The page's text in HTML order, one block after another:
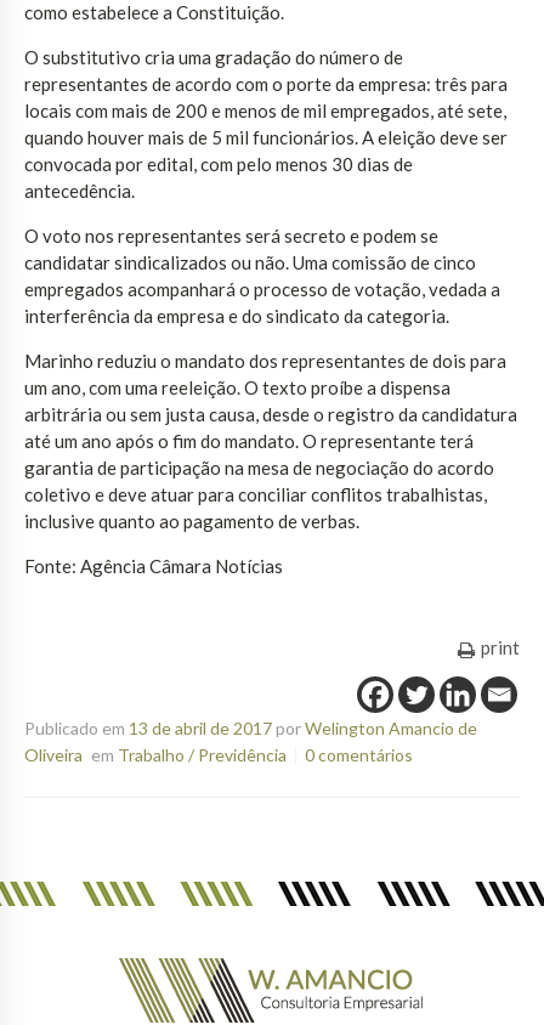
como estabelece a Constituição.
O substitutivo cria uma gradação do número de
representantes de acordo com o porte da empresa: três para
locais com mais de 200 e menos de mil empregados, até sete,
quando houver mais de 5 mil funcionários. A eleição deve ser
convocada por edital, com pelo menos 30 dias de
antecedência.
O voto nos representantes será secreto e podem se
candidatar sindicalizados ou não. Uma comissão de cinco
empregados acompanhará o processo de votação, vedada a
interferência da empresa e do sindicato da categoria.
Marinho reduziu o mandato dos representantes de dois para
um ano, com uma reeleição. O texto proíbe a dispensa
arbitrária ou sem justa causa, desde o registro da candidatura
até um ano após o fim do mandato. O representante terá
garantia de participação na mesa de negociação do acordo
coletivo e deve atuar para conciliar conflitos trabalhistas,
inclusive quanto ao pagamento de verbas.
Fonte: Agência Câmara Notícias
print
Publicado em 13 de abril de 2017porWelington Amancio de
Oliveira em Trabalho / Previdência 0 comentários